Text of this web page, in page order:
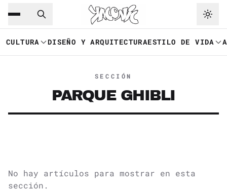
Saltar al contenido principal
CULTURA DISEÑO Y ARQUITECTURAESTILO DE VIDA
SECCIÓN
PARQUE GHIBLI
No hay artículos para mostrar en esta
sección.